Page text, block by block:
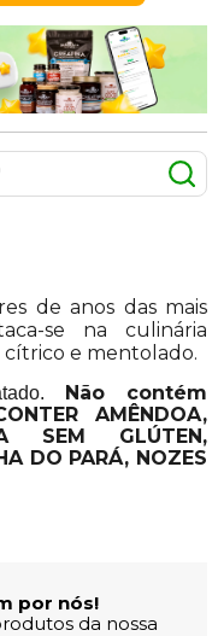
de anos das mais
se na culinária
e mentolado.
Não contém
AMÊNDOA,
SEM GLÚTEN,
DO PARÁ, NOZES
por nós!
da nossa